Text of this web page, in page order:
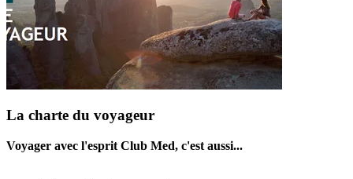
La charte du voyageur
Voyager avec l'esprit Club Med, c'est aussi...